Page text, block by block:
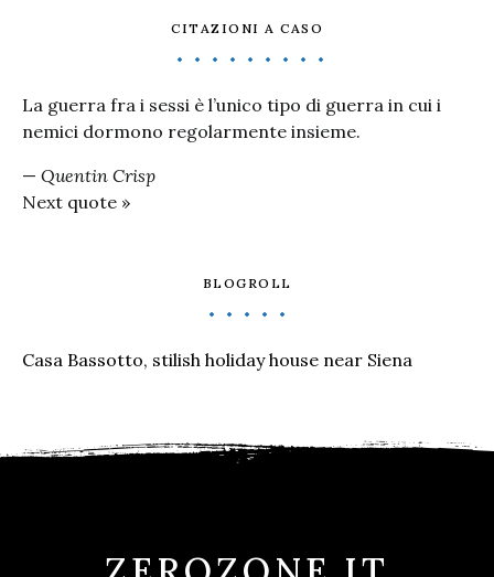
CITAZIONI A CASO
La guerra fra i sessi è l’unico tipo di guerra in cui i
nemici dormono regolarmente insieme.
— Quentin Crisp
Next quote »
BLOGROLL
Casa Bassotto, stilish holiday house near Siena